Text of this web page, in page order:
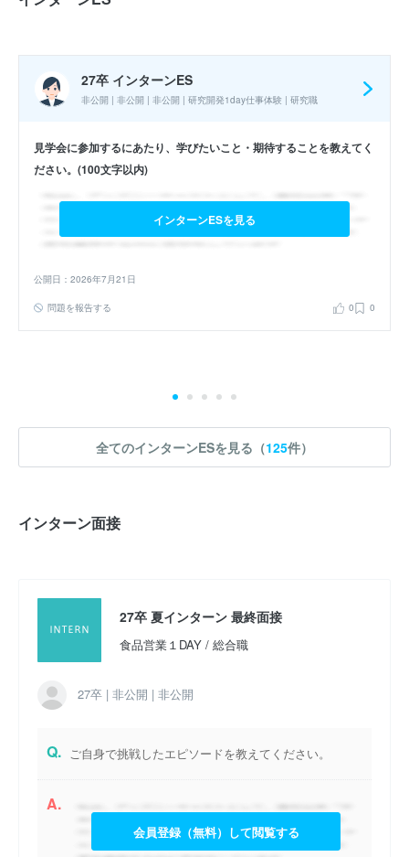
実施時期 : 2025年9月開催 / 期間 : 1日間 / インターンの形式 : ワー
ク・ケーススタディ / コース : 水産事業1day仕事体験
参加人数 : 36人
究をしている人が多かった。
か？ : はい
27卒 冬インターン
研究所見学会・座談会
場・工場見学 / コース : 研究開発1day仕事体験 / 職種 : 研究職
27卒 インターンES
非公開 | 非公開 | 非公開 | 研究開発1day仕事体験 | 研究職
見学会に参加するにあたり、学びたいこと・期待することを教えてく
ださい。(100文字以内)
インターンESを見る
公開日：2026年7月21日
問題を報告する 0 0
全てのインターンESを見る（125件）
インターン面接
27卒 夏インターン 最終面接
食品営業１DAY / 総合職
27卒 | 非公開 | 非公開
Q. ご自身で挑戦したエピソードを教えてください。
A.
会員登録（無料）して閲覧する